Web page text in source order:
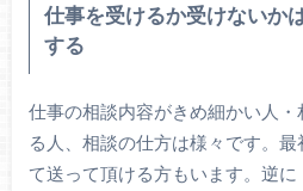
仕事を受けるか受けないか
する
仕事の相談内容がきめ細かい人・
る人、相談の仕方は様々です。最
て送って頂ける方もいます。逆に